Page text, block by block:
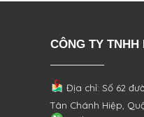
CÔNG TY TNHH
Địa chỉ: Số 62
Tân Chánh Hiệp,